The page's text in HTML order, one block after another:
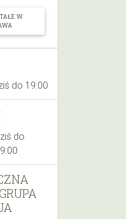
W
do 19:00
do